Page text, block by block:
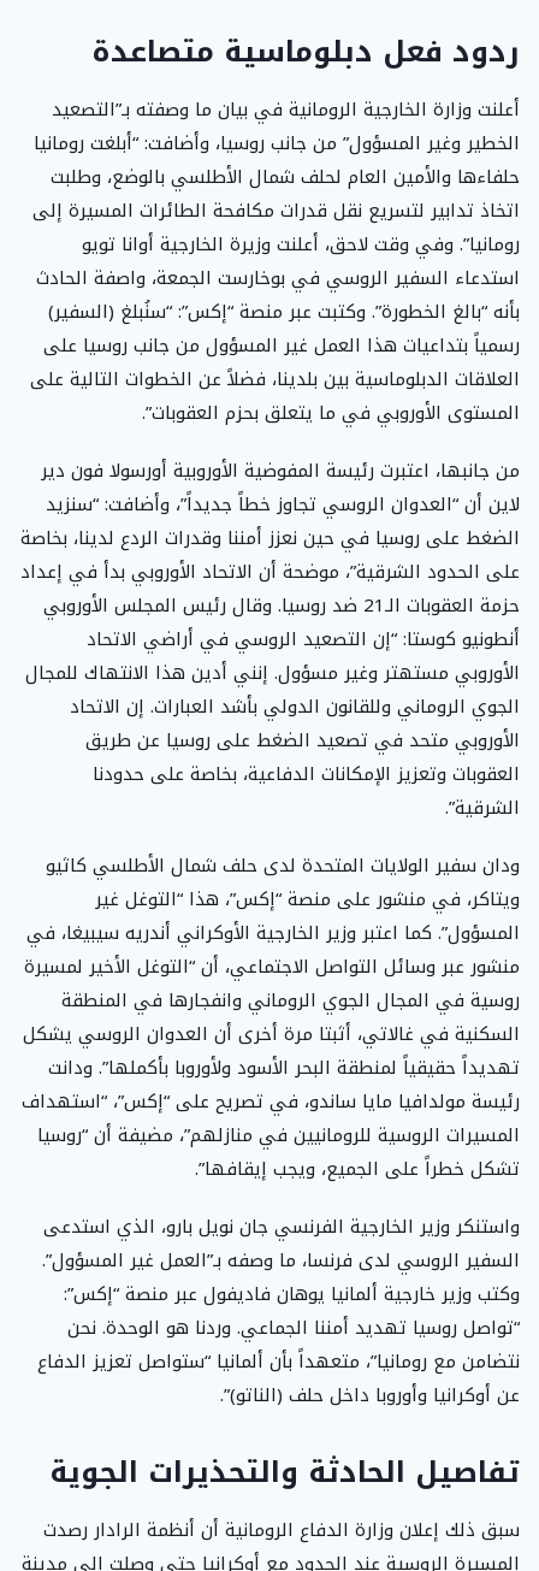
ردود فعل دبلوماسية متصاعدة
أعلنت وزارة الخارجية الرومانية في بيان ما وصفته بـ”التصعيد
الخطير وغير المسؤول” من جانب روسيا، وأضافت: “أبلغت رومانيا
حلفاءها والأمين العام لحلف شمال الأطلسي بالوضع، وطلبت
اتخاذ تدابير لتسريع نقل قدرات مكافحة الطائرات المسيرة إلى
رومانيا”. وفي وقت لاحق، أعلنت وزيرة الخارجية أوانا تويو
استدعاء السفير الروسي في بوخارست الجمعة، واصفة الحادث
بأنه “بالغ الخطورة”. وكتبت عبر منصة “إكس”: “سنُبلغ (السفير)
رسمياً بتداعيات هذا العمل غير المسؤول من جانب روسيا على
العلاقات الدبلوماسية بين بلدينا، فضلاً عن الخطوات التالية على
المستوى الأوروبي في ما يتعلق بحزم العقوبات”.
من جانبها، اعتبرت رئيسة المفوضية الأوروبية أورسولا فون دير
لاين أن “العدوان الروسي تجاوز خطاً جديداً”، وأضافت: “سنزيد
الضغط على روسيا في حين نعزز أمننا وقدرات الردع لدينا، بخاصة
على الحدود الشرقية”، موضحة أن الاتحاد الأوروبي بدأ في إعداد
حزمة العقوبات الـ21 ضد روسيا. وقال رئيس المجلس الأوروبي
أنطونيو كوستا: “إن التصعيد الروسي في أراضي الاتحاد
الأوروبي مستهتر وغير مسؤول. إنني أدين هذا الانتهاك للمجال
الجوي الروماني وللقانون الدولي بأشد العبارات. إن الاتحاد
الأوروبي متحد في تصعيد الضغط على روسيا عن طريق
العقوبات وتعزيز الإمكانات الدفاعية، بخاصة على حدودنا
الشرقية”.
ودان سفير الولايات المتحدة لدى حلف شمال الأطلسي كاثيو
ويتاكر، في منشور على منصة “إكس”، هذا “التوغل غير
المسؤول”. كما اعتبر وزير الخارجية الأوكراني أندريه سيبيغا، في
منشور عبر وسائل التواصل الاجتماعي، أن “التوغل الأخير لمسيرة
روسية في المجال الجوي الروماني وانفجارها في المنطقة
السكنية في غالاتي، أثبتا مرة أخرى أن العدوان الروسي يشكل
تهديداً حقيقياً لمنطقة البحر الأسود ولأوروبا بأكملها”. ودانت
رئيسة مولدافيا مايا ساندو، في تصريح على “إكس”، “استهداف
المسيرات الروسية للرومانيين في منازلهم”، مضيفة أن “روسيا
تشكل خطراً على الجميع، ويجب إيقافها”.
واستنكر وزير الخارجية الفرنسي جان نويل بارو، الذي استدعى
السفير الروسي لدى فرنسا، ما وصفه بـ”العمل غير المسؤول”.
وكتب وزير خارجية ألمانيا يوهان فاديفول عبر منصة “إكس”:
“تواصل روسيا تهديد أمننا الجماعي. وردنا هو الوحدة. نحن
نتضامن مع رومانيا”، متعهداً بأن ألمانيا “ستواصل تعزيز الدفاع
عن أوكرانيا وأوروبا داخل حلف (الناتو)”.
تفاصيل الحادثة والتحذيرات الجوية
سبق ذلك إعلان وزارة الدفاع الرومانية أن أنظمة الرادار رصدت
المسيرة الروسية عند الحدود مع أوكرانيا حتى وصلت إلى مدينة